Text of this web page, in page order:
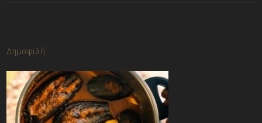
Δημοφιλή